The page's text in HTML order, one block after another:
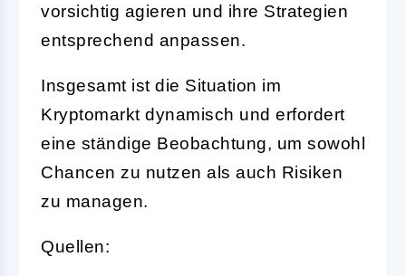
vorsichtig agieren und ihre Strategien
entsprechend anpassen.
Insgesamt ist die Situation im
Kryptomarkt dynamisch und erfordert
eine ständige Beobachtung, um sowohl
Chancen zu nutzen als auch Risiken
zu managen.
Quellen: